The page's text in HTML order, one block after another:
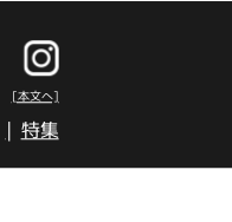
[本文へ]
特集